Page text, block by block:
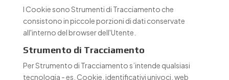
I Cookie sono Strumenti di Tracciamento che
consistono in piccole porzioni di dati conservate
all'interno del browser dell'Utente.
Strumento di Tracciamento
Per Strumento di Tracciamento s’intende qualsiasi
tecnologia - es. Cookie, identificativi univoci, web